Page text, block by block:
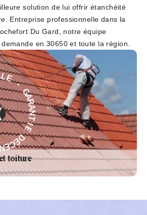
solution de lui offrir étanchéité
Entreprise professionnelle dans la
Du Gard, notre équipe
en 30650 et toute la région.
GAR
A
N
T
I
E
D
É
C
E
N
N
A
L